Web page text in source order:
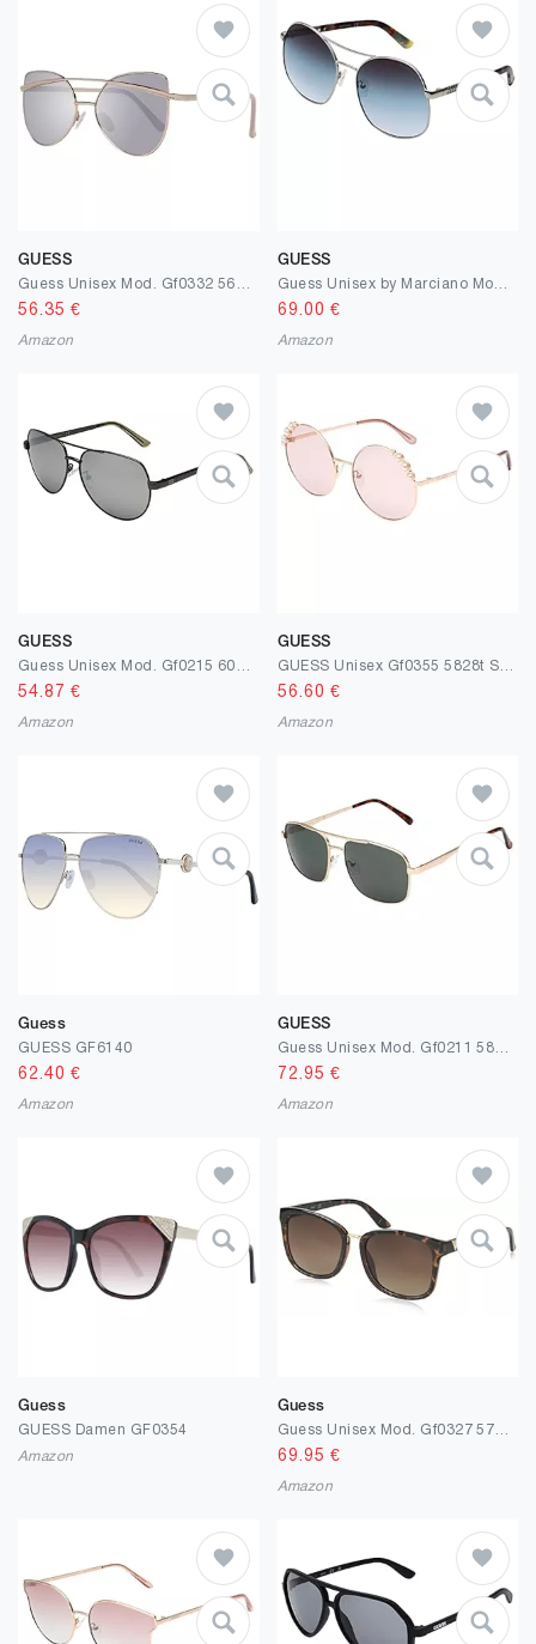
GUESS
56.35 €
Amazon
GUESS
69.00 €
Amazon
GUESS
54.87 €
Amazon
GUESS
56.60 €
Amazon
Guess
GUESS GF6140
62.40 €
Amazon
GUESS
72.95 €
Amazon
Guess
GUESS Damen GF0354
Amazon
Guess
69.95 €
Amazon